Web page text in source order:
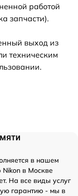
работой
запчасти).
выход из
техническим
в нашем
Nikon в Москве
На все виды услуг
гарантию - мы в